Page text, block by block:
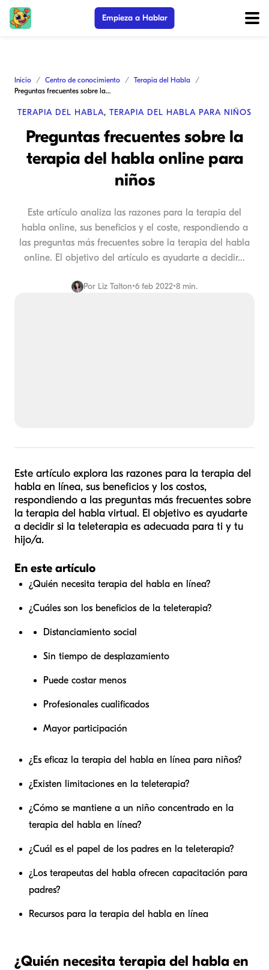
Empieza a Hablar
Inicio Centro de conocimiento
Terapia del Habla
Preguntas frecuentes sobre la terapia del habla online para niños
TERAPIA DEL HABLA, TERAPIA DEL HABLA PARA NIÑOS
Preguntas frecuentes sobre la
terapia del habla online para
niños
Este artículo analiza las razones para la terapia del
habla online, sus beneficios y el coste, respondiendo a
las preguntas más frecuentes sobre la terapia del habla
online. El objetivo del artículo es ayudarte a decidir...
Por Liz Talton•6 feb 2022•8 min.
Este artículo explora las razones para la terapia del
habla en línea, sus beneficios y los costos,
respondiendo a las preguntas más frecuentes sobre
la terapia del habla virtual. El objetivo es ayudarte
a decidir si la teleterapia es adecuada para ti y tu
hijo/a.
En este artículo
¿Quién necesita terapia del habla en línea?
¿Cuáles son los beneficios de la teleterapia?
Distanciamiento social
Sin tiempo de desplazamiento
Puede costar menos
Profesionales cualificados
Mayor participación
¿Es eficaz la terapia del habla en línea para niños?
¿Existen limitaciones en la teleterapia?
¿Cómo se mantiene a un niño concentrado en la
terapia del habla en línea?
¿Cuál es el papel de los padres en la teleterapia?
¿Los terapeutas del habla ofrecen capacitación para
padres?
Recursos para la terapia del habla en línea
¿Quién necesita terapia del habla en